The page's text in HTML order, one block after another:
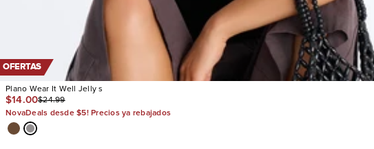
OFERTAS
Plano Wear It Well Jelly s
$14.00$24.99
NovaDeals desde $5! Precios ya rebajados